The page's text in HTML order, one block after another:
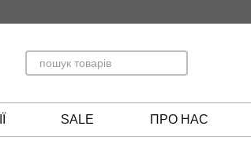
SALE ПРО НАС